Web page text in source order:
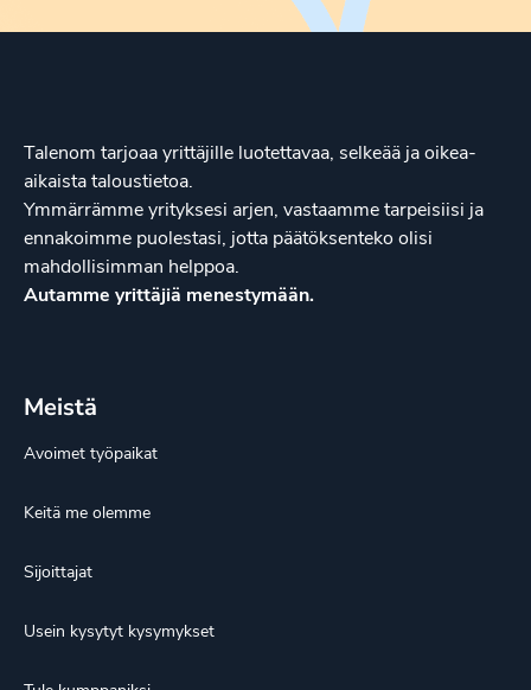
Talenom tarjoaa yrittäjille luotettavaa, selkeää ja oikea-
aikaista taloustietoa.
Ymmärrämme yrityksesi arjen, vastaamme tarpeisiisi ja
ennakoimme puolestasi, jotta päätöksenteko olisi
mahdollisimman helppoa.
Autamme yrittäjiä menestymään.
Meistä
Avoimet työpaikat
Keitä me olemme
Sijoittajat
Usein kysytyt kysymykset